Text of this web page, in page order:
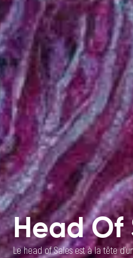
Head Of
Le head of Sales est à la tête